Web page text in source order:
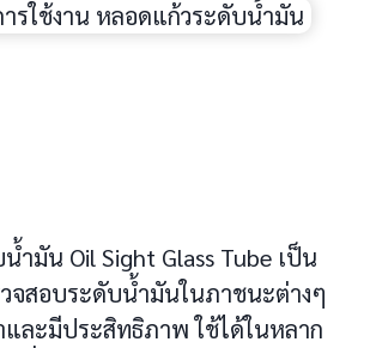
ำมัน Oil Sight Glass Tube เป็น
จสอบระดับน้ำมันในภาชนะต่างๆ
และมีประสิทธิภาพ ใช้ได้ในหลาก